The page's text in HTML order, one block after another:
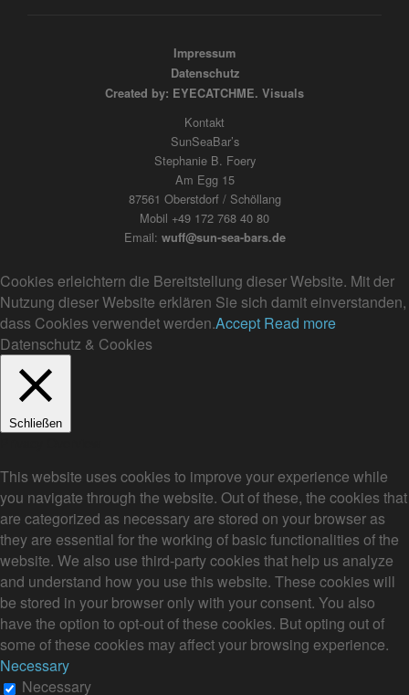
Impressum
Datenschutz
Created by: EYECATCHME. Visuals
Kontakt
SunSeaBar’s
Stephanie B. Foery
Am Egg 15
87561 Oberstdorf / Schöllang
Mobil +49 172 768 40 80
Email: wuff@sun-sea-bars.de
Cookies erleichtern die Bereitstellung dieser Website. Mit der
Nutzung dieser Website erklären Sie sich damit einverstanden,
dass Cookies verwendet werden.Accept Read more
Datenschutz & Cookies
Schließen
This website uses cookies to improve your experience while
you navigate through the website. Out of these, the cookies that
are categorized as necessary are stored on your browser as
they are essential for the working of basic functionalities of the
website. We also use third-party cookies that help us analyze
and understand how you use this website. These cookies will
be stored in your browser only with your consent. You also
have the option to opt-out of these cookies. But opting out of
some of these cookies may affect your browsing experience.
Necessary
Necessary